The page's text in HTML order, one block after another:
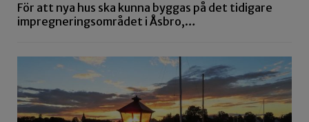
För att nya hus ska kunna byggas på det tidigare
impregneringsområdet i Åsbro,…